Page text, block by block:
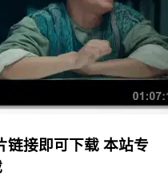
链接即可下载 本站专